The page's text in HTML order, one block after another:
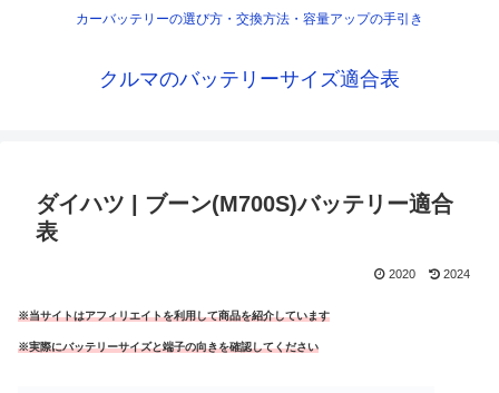
カーバッテリーの選び方・交換方法・容量アップの手引き
クルマのバッテリーサイズ適合表
ダイハツ | ブーン(M700S)バッテリー適合
表
2020 2024
※当サイトはアフィリエイトを利用して商品を紹介しています
※実際にバッテリーサイズと端子の向きを確認してください